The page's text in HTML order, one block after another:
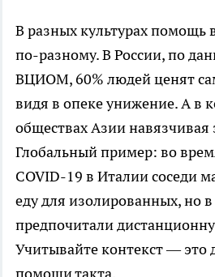
В разных культурах помощь
по-разному. В России, по
ВЦИОМ, 60% людей ценят
видя в опеке унижение. А в
обществах Азии
Глобальный пример: во
COVID-19 в Италии соседи
еду для изолированных, но
предпочитали
Учитывайте контекст — это
помощи такта.